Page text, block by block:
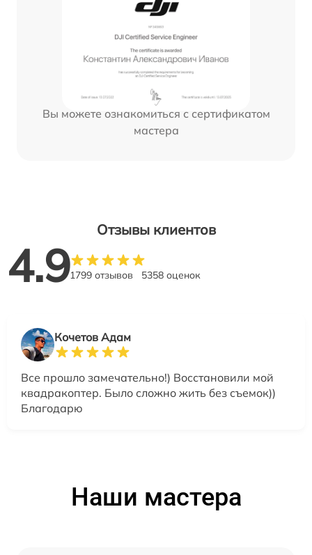
Вы можете ознакомиться с сертификатом
мастера
Отзывы клиентов
4.91799 отзывов 5358 оценок
Кочетов Адам
Все прошло замечательно!) Восстановили мой
квадракоптер. Было сложно жить без съемок))
Благодарю
Наши мастера